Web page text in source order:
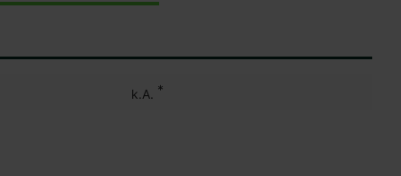
k.A. *